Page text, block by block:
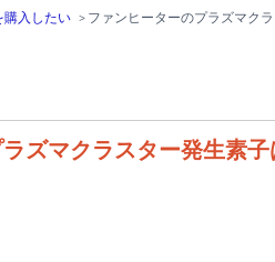
購入したい > ファンヒーターのプラズマク
ズマクラスター発生素子